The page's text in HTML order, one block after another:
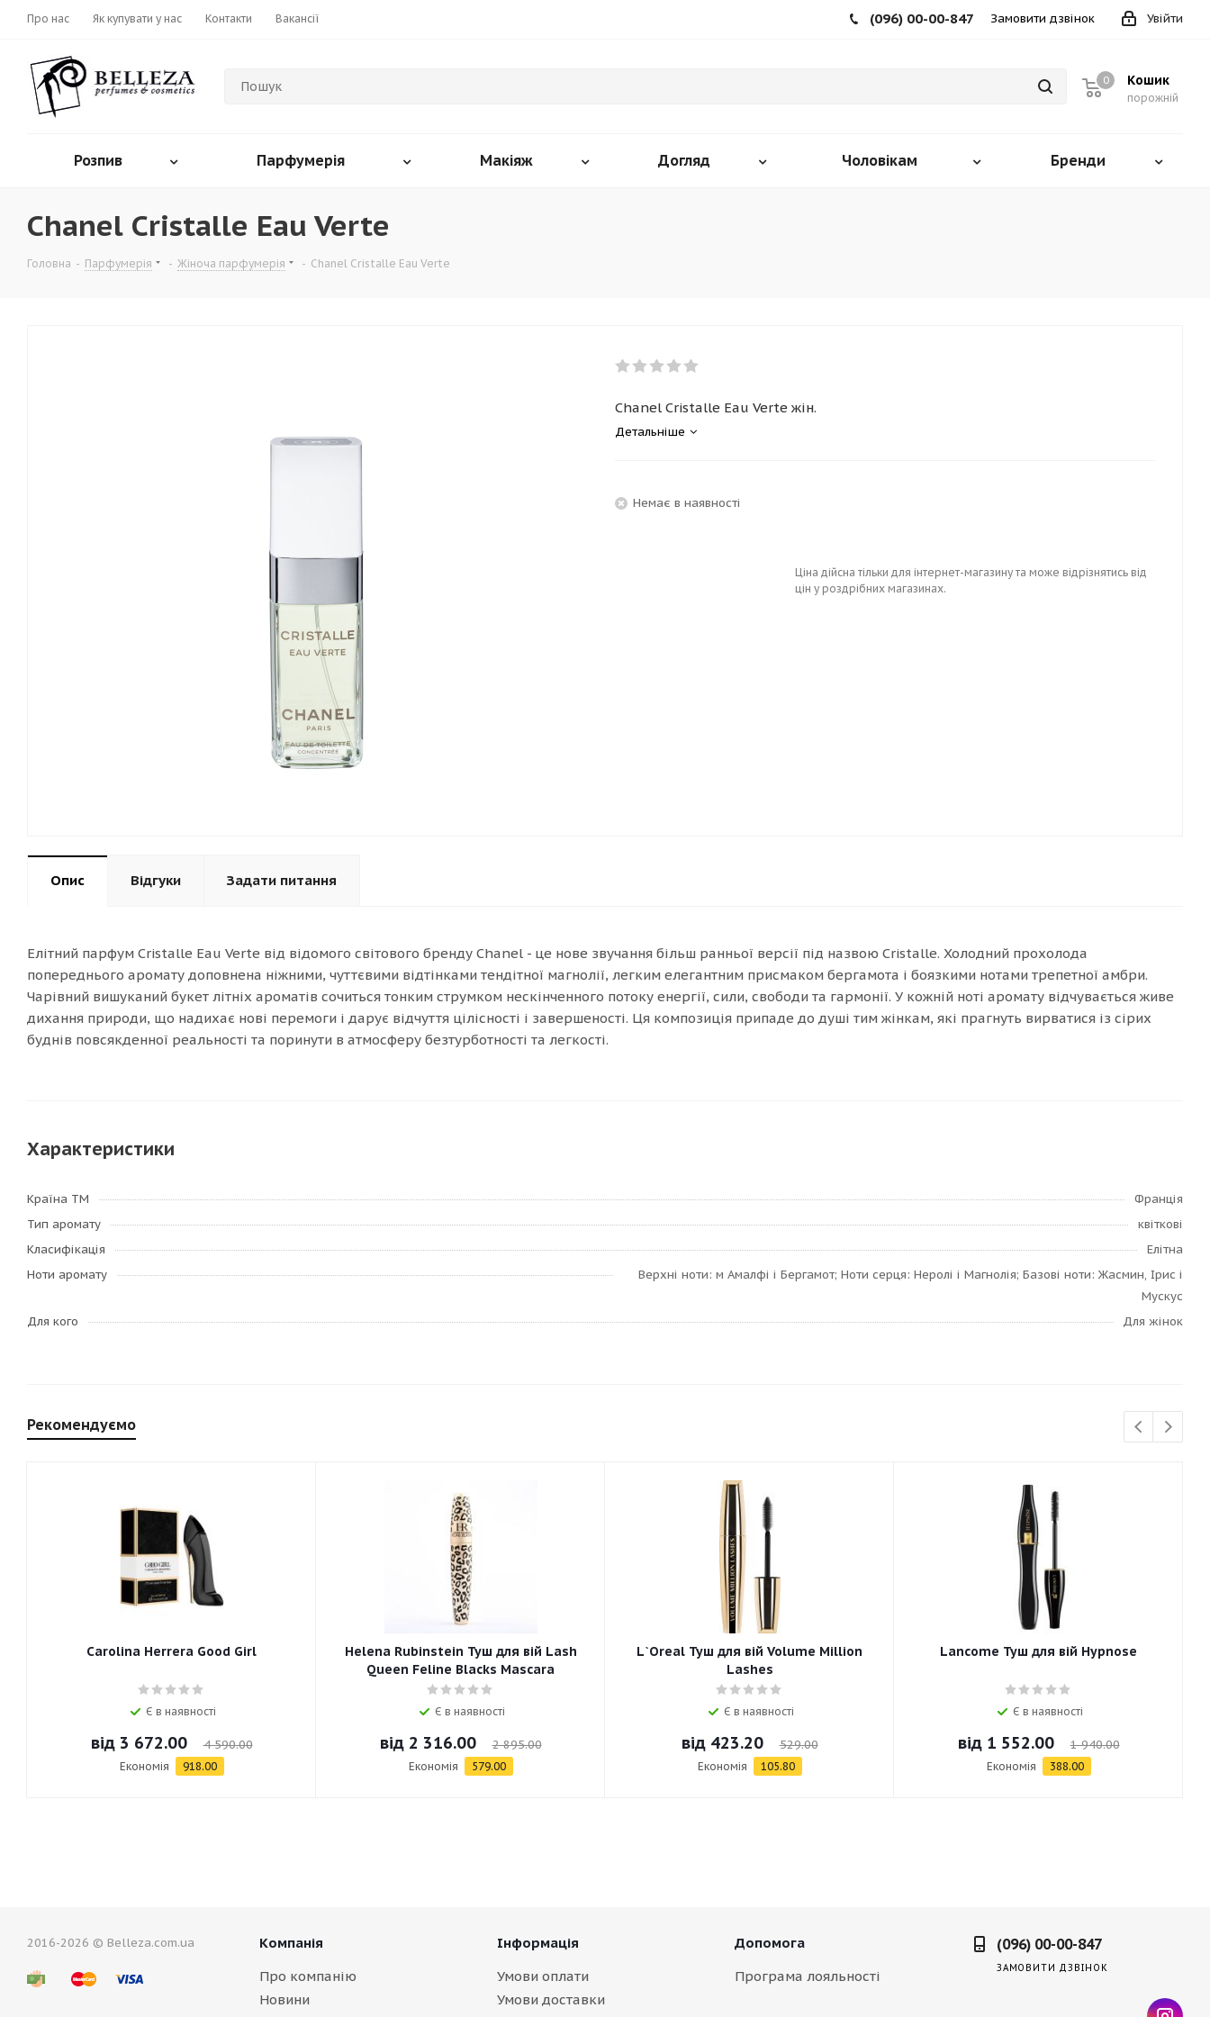
Про нас Як купувати у нас Контакти Вакансії Увійти
(096) 00-00-847 Замовити дзвінок
Кошик
порожній
0
Розпив Парфумерія Макіяж Догляд Чоловікам Бренди
Chanel Cristalle Eau Verte
Головна - Парфумерія - Жіноча парфумерія - Chanel Cristalle Eau Verte
Chanel Cristalle Eau Verte жін.
Детальніше
Немає в наявності
Ціна дійсна тільки для інтернет-магазину та може відрізнятись від
цін у роздрібних магазинах.
Опис Відгуки Задати питання
Елітний парфум Cristalle Eau Verte від відомого світового бренду Chanel - це нове звучання більш ранньої версії під назвою Cristalle. Холодний прохолода
попереднього аромату доповнена ніжними, чуттєвими відтінками тендітної магнолії, легким елегантним присмаком бергамота і боязкими нотами трепетної амбри.
Чарівний вишуканий букет літніх ароматів сочиться тонким струмком нескінченного потоку енергії, сили, свободи та гармонії. У кожній ноті аромату відчувається живе
дихання природи, що надихає нові перемоги і дарує відчуття цілісності і завершеності. Ця композиція припаде до душі тим жінкам, які прагнуть вирватися із сірих
буднів повсякденної реальності та поринути в атмосферу безтурботності та легкості.
Характеристики
Країна ТМ
Франція
Тип аромату
квіткові
Класифікація
Елітна
Ноти аромату
Верхні ноти: м Амалфі і Бергамот; Ноти серця: Неролі і Магнолія; Базові ноти: Жасмин, Ірис і
Мускус
Для кого
Для жінок
Рекомендуємо
Carolina Herrera Good Girl
Є в наявності
від 3 672.00 4 590.00
Економія 918.00
Helena Rubinstein Туш для вій Lash
Queen Feline Blacks Mascara
Є в наявності
від 2 316.00 2 895.00
Економія 579.00
L`Oreal Туш для вій Volume Million
Lashes
Є в наявності
від 423.20 529.00
Економія 105.80
Lancome Туш для вій Hypnose
Є в наявності
від 1 552.00 1 940.00
Економія 388.00
2016-2026 © Belleza.com.ua
Компанія
Про компанію
Новини
Інформація
Умови оплати
Умови доставки
Допомога
Програма лояльності
(096) 00-00-847
ЗАМОВИТИ ДЗВІНОК